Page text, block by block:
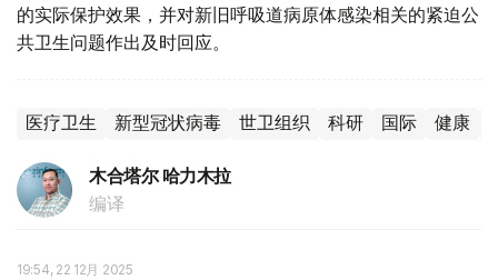
的实际保护效果，并对新旧呼吸道病原体感染相关的紧迫公
共卫生问题作出及时回应。
医疗卫生 新型冠状病毒 世卫组织 科研 国际 健康
木合塔尔 哈力木拉
编译
19:54, 22 12月 2025